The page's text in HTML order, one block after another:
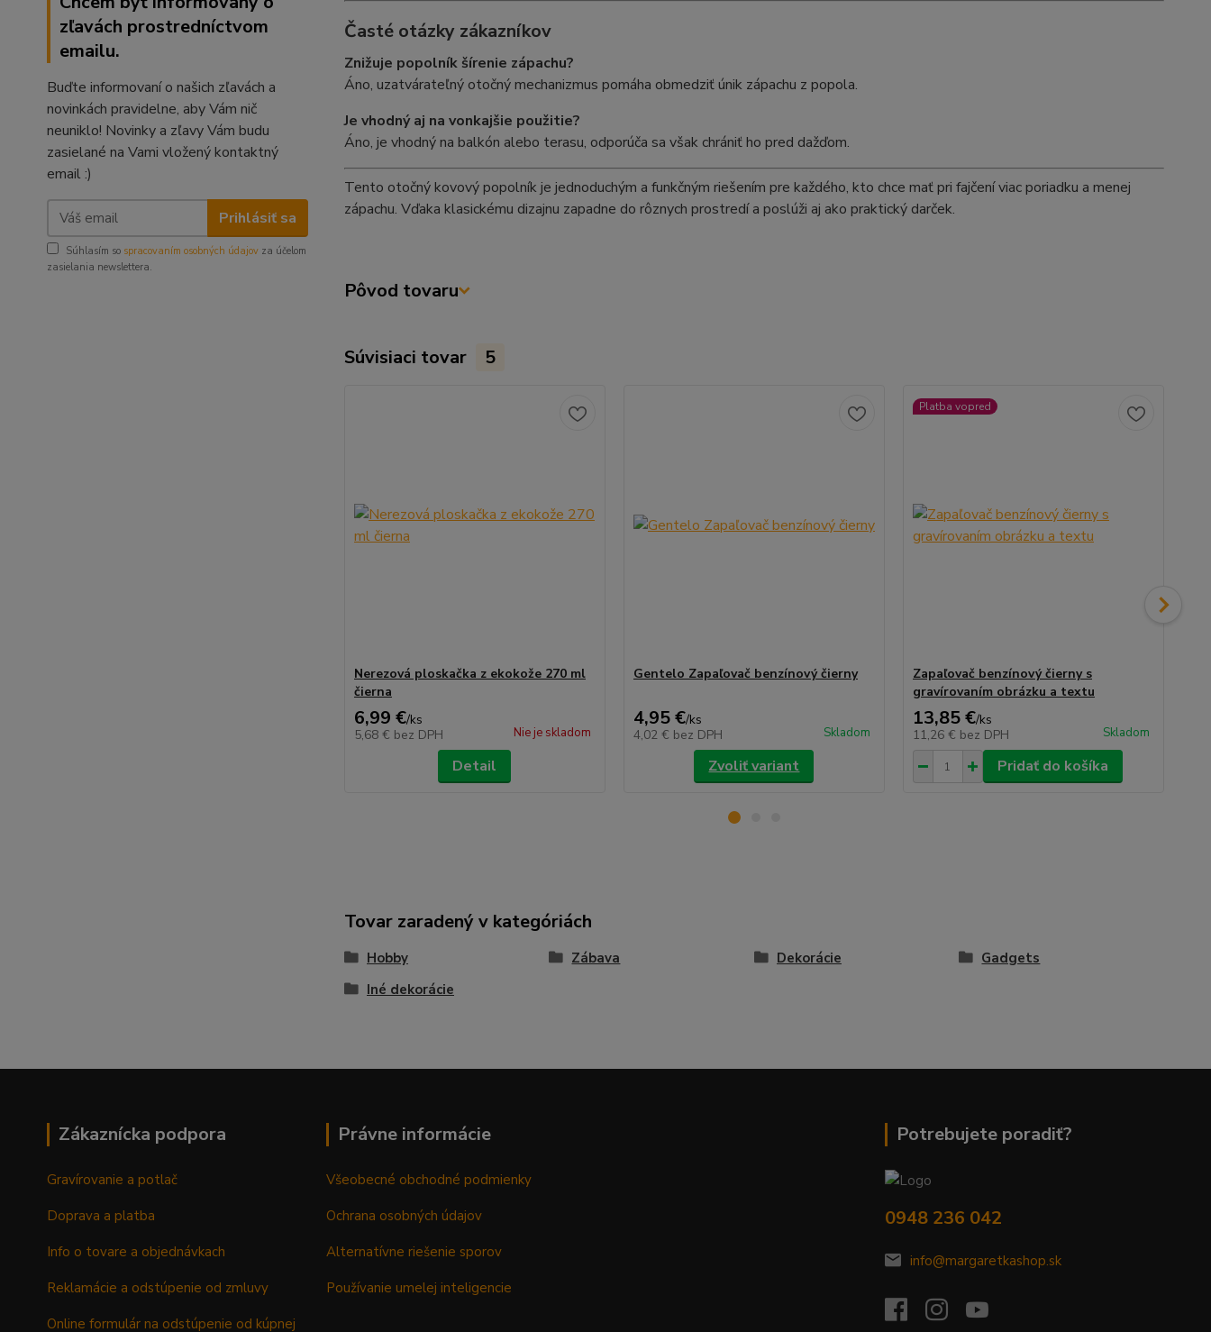
zľavách prostredníctvom
emailu.
Buďte informovaní o našich zľavách a
novinkách pravidelne, aby Vám nič
neuniklo! Novinky a zľavy Vám budu
zasielané na Vami vložený kontaktný
email :)
Prihlásiť sa
Súhlasím so spracovaním osobných údajov za účelom
zasielania newslettera.
Časté otázky zákazníkov
Znižuje popolník šírenie zápachu?
Áno, uzatvárateľný otočný mechanizmus pomáha obmedziť únik zápachu z popola.
Je vhodný aj na vonkajšie použitie?
Áno, je vhodný na balkón alebo terasu, odporúča sa však chrániť ho pred dažďom.
Tento otočný kovový popolník je jednoduchým a funkčným riešením pre každého, kto chce mať pri fajčení viac poriadku a menej
zápachu. Vďaka klasickému dizajnu zapadne do rôznych prostredí a poslúži aj ako praktický darček.
Pôvod tovaru
Súvisiaci tovar 5
Nerezová ploskačka z ekokože 270 ml
čierna
6,99 €/ks
5,68 € bez DPH Nie je skladom
Detail
Gentelo Zapaľovač benzínový čierny
4,95 €/ks
4,02 € bez DPH Skladom
Zvoliť variant
Platba vopred
Zapaľovač benzínový čierny s
gravírovaním obrázku a textu
13,85 €/ks
11,26 € bez DPH Skladom
Pridať do košíka
Tovar zaradený v kategóriách
Hobby Zábava Dekorácie
Gadgets
Iné dekorácie
Zákaznícka podpora
Gravírovanie a potlač
Doprava a platba
Info o tovare a objednávkach
Reklamácie a odstúpenie od zmluvy
Online formulár na odstúpenie od kúpnej
Právne informácie
Všeobecné obchodné podmienky
Ochrana osobných údajov
Alternatívne riešenie sporov
Používanie umelej inteligencie
Potrebujete poradiť?
0948 236 042
info@margaretkashop.sk